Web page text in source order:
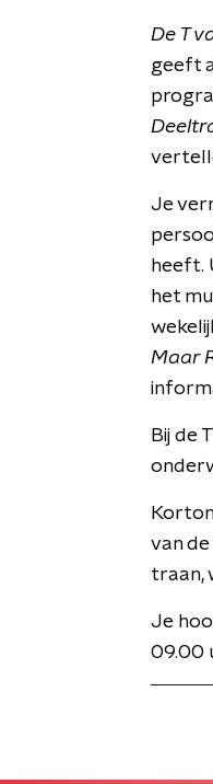
De T
geeft
Je
heeft.
het
Maar
Bij de
van
traan,
Je
09.00